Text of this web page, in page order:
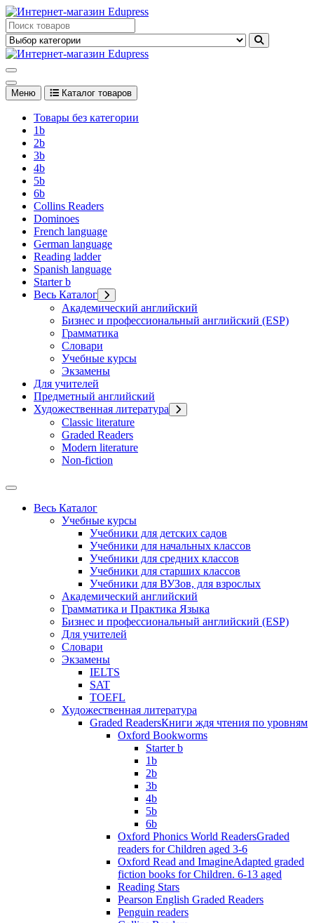
Перейти
к
содержимому
Edupress Uzbekistan, Edupress Узбекистан, книги, учебники на
английском языке
английском языке
Меню Каталог товаров
Товары без категории
1b
2b
3b
4b
5b
6b
Collins Readers
Dominoes
French language
German language
Reading ladder
Spanish language
Starter b
Весь Каталог
Академический английский
Бизнес и профессиональный английский (ESP)
Грамматика
Словари
Учебные курсы
Экзамены
Для учителей
Предметный английский
Художественная литература
Classic literature
Graded Readers
Modern literature
Non-fiction
Весь Каталог
Учебные курсы
Учебники для детских садов
Учебники для начальных классов
Учебники для средних классов
Учебники для старших классов
Учебники для ВУЗов, для взрослых
Академический английский
Грамматика и Практика Языка
Бизнес и профессиональный английский (ESP)
Для учителей
Словари
Экзамены
IELTS
SAT
TOEFL
Художественная литература
Graded ReadersКниги ждя чтения по уровням
Oxford Bookworms
Starter b
1b
2b
3b
4b
5b
6b
Oxford Phonics World ReadersGraded
readers for Children aged 3-6
Oxford Read and ImagineAdapted graded
fiction books for Children. 6-13 aged
Reading Stars
Pearson English Graded Readers
Penguin readers